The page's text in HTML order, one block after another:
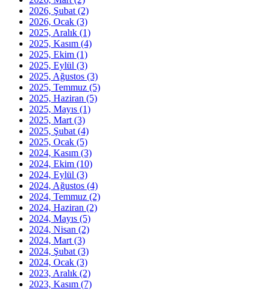
2026, Şubat (2)
2026, Ocak (3)
2025, Aralık (1)
2025, Kasım (4)
2025, Ekim (1)
2025, Eylül (3)
2025, Ağustos (3)
2025, Temmuz (5)
2025, Haziran (5)
2025, Mayıs (1)
2025, Mart (3)
2025, Şubat (4)
2025, Ocak (5)
2024, Kasım (3)
2024, Ekim (10)
2024, Eylül (3)
2024, Ağustos (4)
2024, Temmuz (2)
2024, Haziran (2)
2024, Mayıs (5)
2024, Nisan (2)
2024, Mart (3)
2024, Şubat (3)
2024, Ocak (3)
2023, Aralık (2)
2023, Kasım (7)